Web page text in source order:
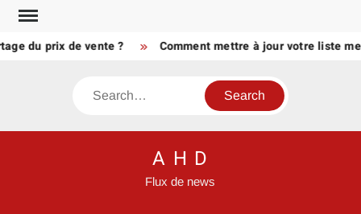
Skip
contentprix de vente ? Comment mettre à jour votre liste
Search
A H D
Flux de news